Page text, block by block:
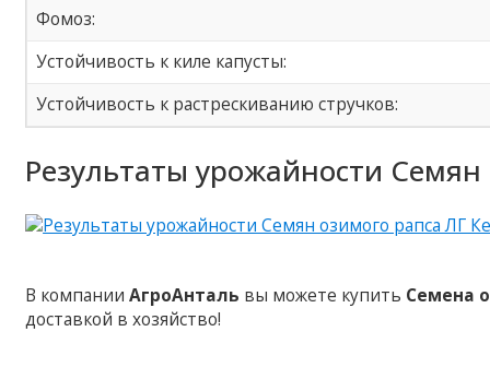
Фомоз:
Устойчивость к киле капусты:
Устойчивость к растрескиванию стручков:
Результаты урожайности
В компанииАгроАнталь вы можете купить Семена
доставкой в хозяйство!